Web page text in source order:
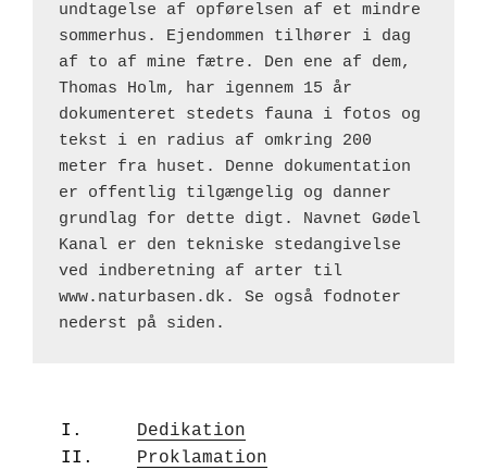
undtagelse af opførelsen af et mindre
sommerhus. Ejendommen tilhører i dag
af to af mine fætre. Den ene af dem,
Thomas Holm, har igennem 15 år
dokumenteret stedets fauna i fotos og
tekst i en radius af omkring 200
meter fra huset. Denne dokumentation
er offentlig tilgængelig og danner
grundlag for dette digt. Navnet Gødel
Kanal er den tekniske stedangivelse
ved indberetning af arter til
www.naturbasen.dk. Se også fodnoter
nederst på siden.
I. Dedikation
II. Proklamation